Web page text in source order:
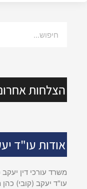
הצלחות
אודות עו"ד
משרד עורכי דין יעקב
עו"ד יעקב (קובי)